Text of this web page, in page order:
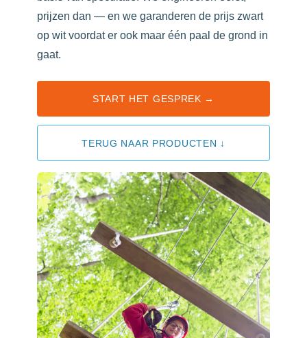
prijzen dan — en we garanderen de prijs zwart
op wit voordat er ook maar één paal de grond in
gaat.
START HET GESPREK →
TERUG NAAR PRODUCTEN ↓